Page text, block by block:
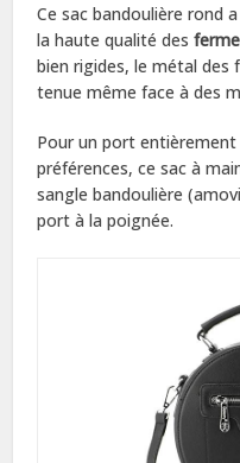
Ce sac bandoulière rond
la haute qualité des
bien rigides, le métal des
tenue même face à des
Pour un port
préférences, ce sac à
sangle bandoulière
port à la poignée.